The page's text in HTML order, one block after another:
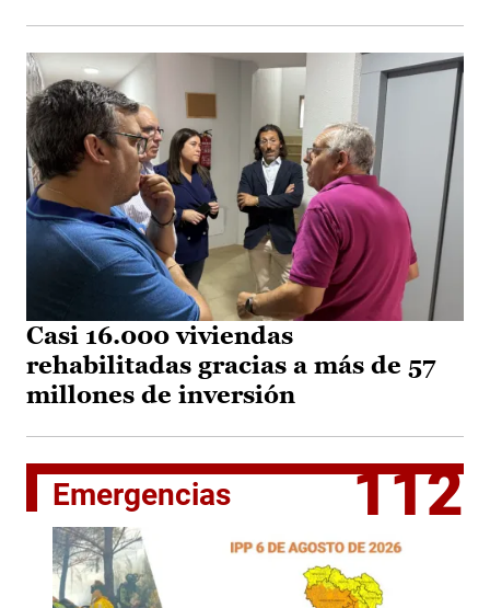
Casi 16.000 viviendas
rehabilitadas gracias a más de 57
millones de inversión
Emergencias 112